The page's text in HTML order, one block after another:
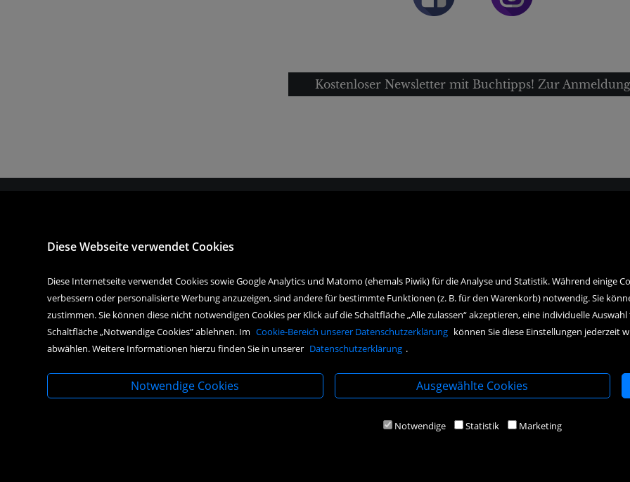
Kostenloser Newsletter mit Buchtipps! Zur Anmeldung
Datenschutz
Widerrufsrecht
<VERTRAG WIDERRUFEN>
Bestellvorgang
Kontakt
3D-Shop
bestellung@haymonbuchhandlung.at
Diese Webseite verwendet Cookies
Diese Internetseite verwendet Cookies sowie Google Analytics und Matomo (ehemals Piwik) für die Analyse und Statistik. Während einige
verbessern oder personalisierte Werbung anzuzeigen, sind andere für bestimmte Funktionen (z. B. für den Warenkorb) notwendig. Sie
zustimmen. Sie können diese nicht notwendigen Cookies per Klick auf die Schaltfläche „Alle zulassen“ akzeptieren, eine individuelle
Schaltfläche „Notwendige Cookies“ ablehnen. Im Cookie-Bereich unserer Datenschutzerklärung können Sie diese Einstellungen jederzeit
abwählen. Weitere Informationen hierzu finden Sie in unserer Datenschutzerklärung .
Notwendige Cookies Ausgewählte Cookies
Notwendige Statistik Marketing